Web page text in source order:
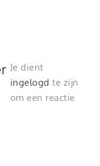
Je dient
ingelogd te zijn
om een reactie